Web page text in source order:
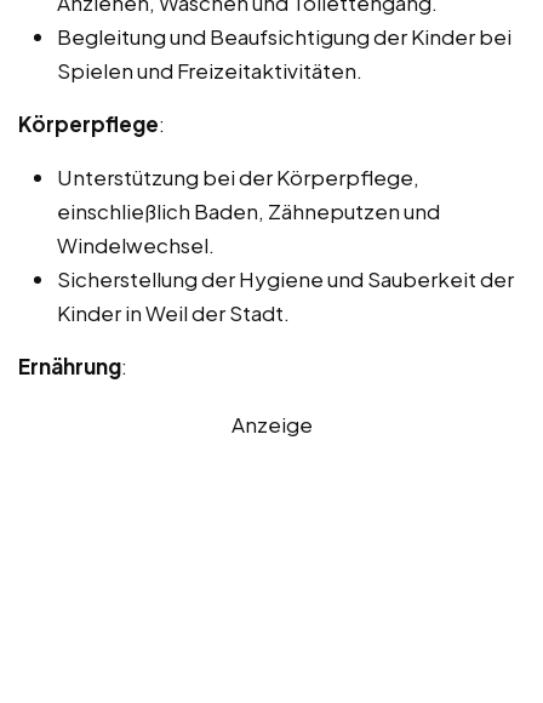
Begleitung und Beaufsichtigung der Kinder bei
Spielen und Freizeitaktivitäten.
Körperpflege:
Unterstützung bei der Körperpflege,
einschließlich Baden, Zähneputzen und
Windelwechsel.
Sicherstellung der Hygiene und Sauberkeit der
Kinder in Weil der Stadt.
Ernährung:
Anzeige